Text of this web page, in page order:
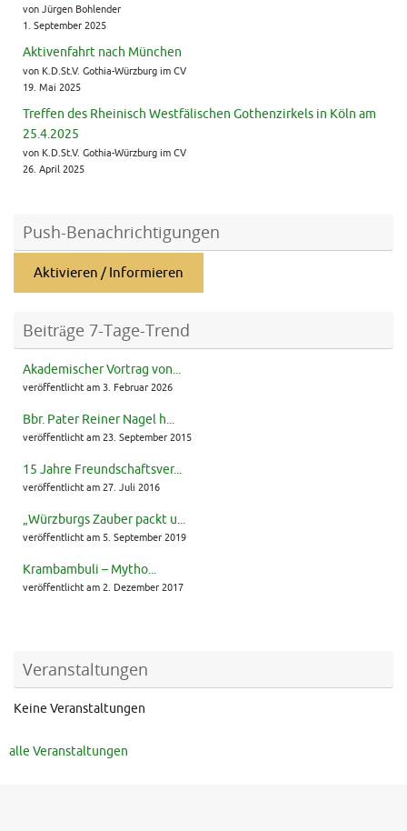
von Jürgen Bohlender
1. September 2025
Aktivenfahrt nach München
von K.D.St.V. Gothia-Würzburg im CV
19. Mai 2025
Treffen des Rheinisch Westfälischen Gothenzirkels in Köln am
25.4.2025
von K.D.St.V. Gothia-Würzburg im CV
26. April 2025
Push-Benachrichtigungen
Aktivieren / Informieren
Beiträge 7-Tage-Trend
Akademischer Vortrag von...
veröffentlicht am 3. Februar 2026
Bbr. Pater Reiner Nagel h...
veröffentlicht am 23. September 2015
15 Jahre Freundschaftsver...
veröffentlicht am 27. Juli 2016
„Würzburgs Zauber packt u...
veröffentlicht am 5. September 2019
Krambambuli – Mytho...
veröffentlicht am 2. Dezember 2017
Veranstaltungen
Keine Veranstaltungen
alle Veranstaltungen